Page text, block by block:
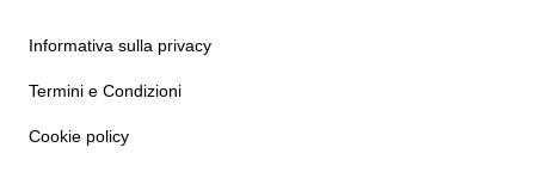
Informativa sulla privacy
Termini e Condizioni
Cookie policy